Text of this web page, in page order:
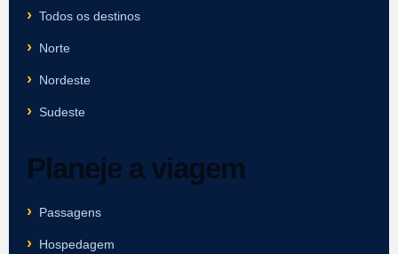
Todos os destinos
Norte
Nordeste
Sudeste
Planeje a viagem
Passagens
Hospedagem